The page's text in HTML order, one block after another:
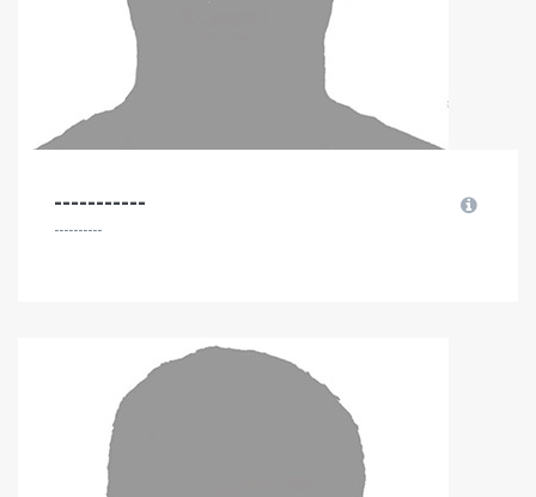
-----------
----------